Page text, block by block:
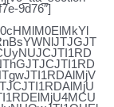
9d76″]